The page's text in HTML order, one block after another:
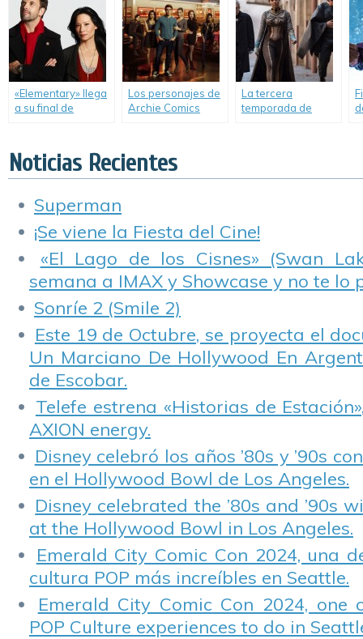
«Supergirl» y «The
Flash».
«Elementary» llega
a su final de
Los personajes de
Archie Comics
La tercera
temporada de
Noticias Recientes
Superman
¡Se viene la Fiesta del Cine!
«El Lago de los Cisnes» (Swan
semana a IMAX y Showcase y no te lo
Sonríe 2 (Smile 2)
Este 19 de Octubre, se proyecta el
Un Marciano De Hollywood En
de Escobar.
Telefe estrena «Historias de
AXION energy.
Disney celebró los años ’80s y ’90s
en el Hollywood Bowl de Los Angeles.
Disney celebrated the ’80s and ’90s
at the Hollywood Bowl in Los Angeles.
Emerald City Comic Con 2024, una
cultura POP más increíbles en Seattle.
Emerald City Comic Con 2024,
POP Culture experiences to do in